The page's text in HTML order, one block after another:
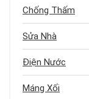
Chống Thấm
Sửa Nhà
Điện Nước
Máng Xối